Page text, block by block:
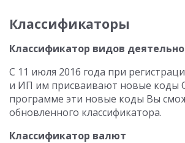
Классификаторы
Классификатор видов
С 11 июля 2016 года при
и ИП им присваивают новые коды
программе эти новые коды Вы
обновленного классификатора.
Классификатор валют